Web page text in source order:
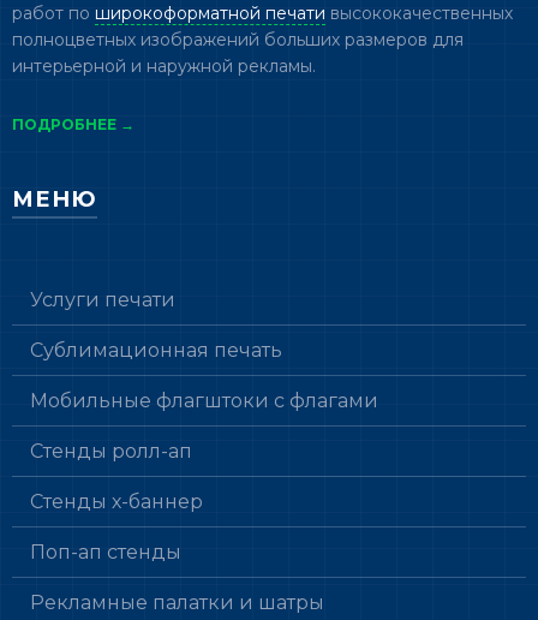
работ по широкоформатной печати высококачественных
полноцветных изображений больших размеров для
интерьерной и наружной рекламы.
ПОДРОБНЕЕ →
МЕНЮ
Услуги печати
Сублимационная печать
Мобильные флагштоки с флагами
Стенды ролл-ап
Стенды х-баннер
Поп-ап стенды
Рекламные палатки и шатры